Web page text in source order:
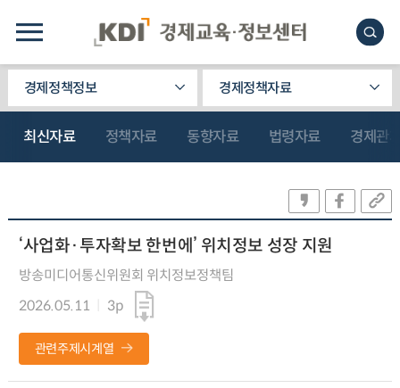
경제정책정보 경제정책자료
최신자료 정책자료 동향자료 법령자료 경제관
‘사업화·투자확보 한번에’ 위치정보 성장 지원
방송미디어통신위원회 위치정보정책팀
2026.05.11
3p
관련주제시계열